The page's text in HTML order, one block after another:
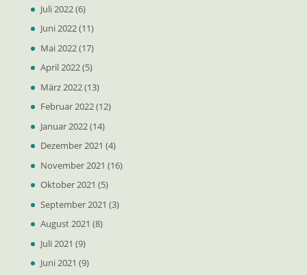
Juli 2022(6)
Juni 2022(11)
Mai 2022(17)
April 2022(5)
März 2022(13)
Februar 2022(12)
Januar 2022(14)
Dezember 2021 (4)
November 2021 (16)
Oktober 2021 (5)
September 2021 (3)
August 2021 (8)
Juli 2021 (9)
Juni 2021 (9)